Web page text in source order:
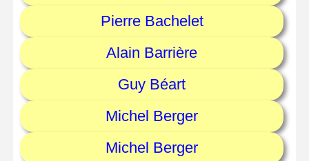
Pierre Bachelet
Alain Barrière
Guy Béart
Michel Berger
Michel Berger